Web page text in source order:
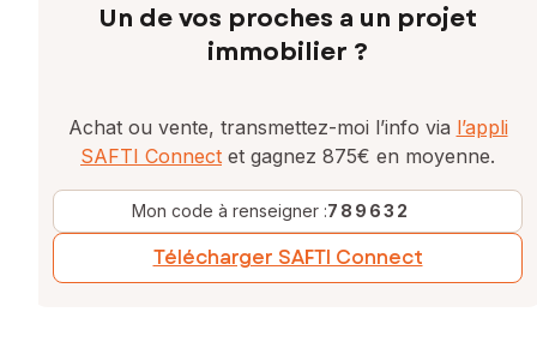
Un de vos proches a un projet
immobilier ?
Achat ou vente, transmettez-moi l’info via l’appli
SAFTI Connect et gagnez 875€ en moyenne.
Mon code à renseigner :789632
Télécharger SAFTI Connect